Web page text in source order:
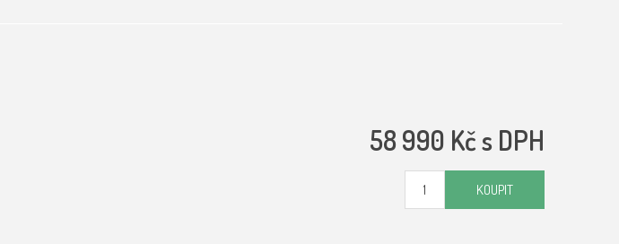
58 990 Kč s DPH
KOUPIT